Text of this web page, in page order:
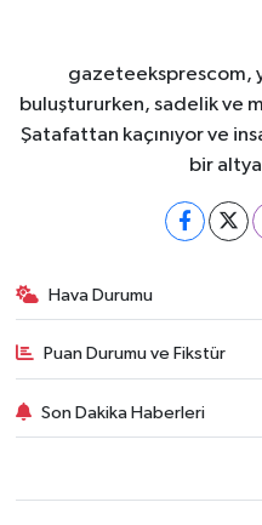
gazeteeksprescom,
buluştururken, sadelik ve
Şatafattan kaçınıyor ve
bir
Hava Durumu
Puan Durumu ve Fikstür
Son Dakika Haberleri